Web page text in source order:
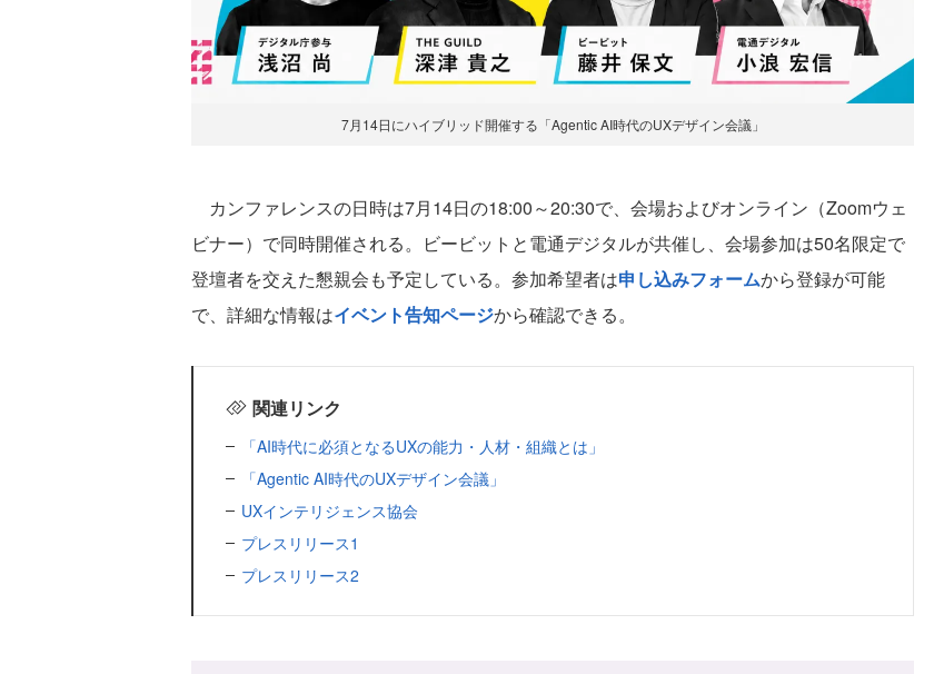
7月14日にハイブリッド開催する「Agentic AI時代のUXデザイン会議」
カンファレンスの日時は7月14日の18:00～20:30で、会場およびオンライン（Zoomウェ
ビナー）で同時開催される。ビービットと電通デジタルが共催し、会場参加は50名限定で
登壇者を交えた懇親会も予定している。参加希望者は申し込みフォームから登録が可能
で、詳細な情報はイベント告知ページから確認できる。
関連リンク
「AI時代に必須となるUXの能力・人材・組織とは」
「Agentic AI時代のUXデザイン会議」
UXインテリジェンス協会
プレスリリース1
プレスリリース2